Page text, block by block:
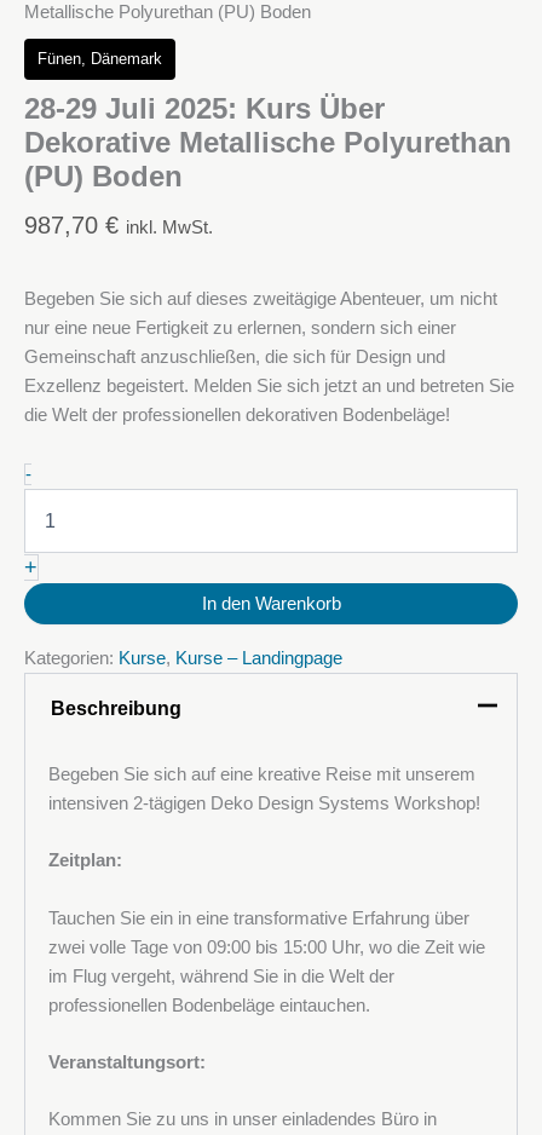
Metallische Polyurethan (PU) Boden
Fünen, Dänemark
28-29 Juli 2025: Kurs Über
Dekorative Metallische Polyurethan
(PU) Boden
987,70 € inkl. MwSt.
Begeben Sie sich auf dieses zweitägige Abenteuer, um nicht
nur eine neue Fertigkeit zu erlernen, sondern sich einer
Gemeinschaft anzuschließen, die sich für Design und
Exzellenz begeistert. Melden Sie sich jetzt an und betreten Sie
die Welt der professionellen dekorativen Bodenbeläge!
-28-
29
Juli
Kurs
Über
Dekorative
Polyurethan
Boden
+
In den Warenkorb
Kategorien: Kurse, Kurse – Landingpage
Beschreibung
Begeben Sie sich auf eine kreative Reise mit unserem
intensiven 2-tägigen Deko Design Systems Workshop!
Zeitplan:
Tauchen Sie ein in eine transformative Erfahrung über
zwei volle Tage von 09:00 bis 15:00 Uhr, wo die Zeit wie
im Flug vergeht, während Sie in die Welt der
professionellen Bodenbeläge eintauchen.
Veranstaltungsort:
Kommen Sie zu uns in unser einladendes Büro in